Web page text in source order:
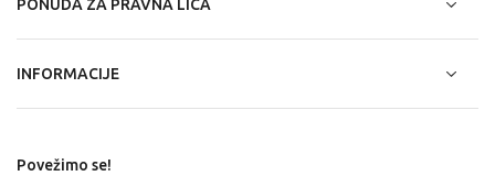
PONUDA ZA PRAVNA LICA
INFORMACIJE
Povežimo se!